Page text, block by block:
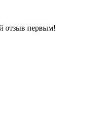
отзыв первым!